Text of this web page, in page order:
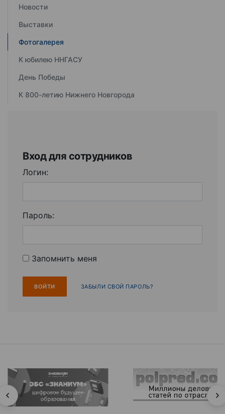
Новости
Выставки
Фотогалерея
К юбилею ННГАСУ
День Победы
К 800-летию Нижнего Новгорода
Вход для сотрудников
Логин:
Пароль:
Запомнить меня
ЗАБЫЛИ СВОЙ ПАРОЛЬ?